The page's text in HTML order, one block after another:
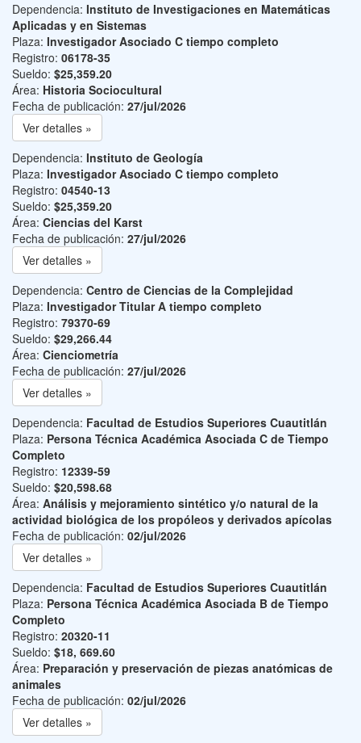
Dependencia: Instituto de Investigaciones en Matemáticas
Aplicadas y en Sistemas
Plaza: Investigador Asociado C tiempo completo
Registro: 06178-35
Sueldo: $25,359.20
Área: Historia Sociocultural
Fecha de publicación: 27/jul/2026
Ver detalles »
Dependencia: Instituto de Geología
Plaza: Investigador Asociado C tiempo completo
Registro: 04540-13
Sueldo: $25,359.20
Área: Ciencias del Karst
Fecha de publicación: 27/jul/2026
Ver detalles »
Dependencia: Centro de Ciencias de la Complejidad
Plaza: Investigador Titular A tiempo completo
Registro: 79370-69
Sueldo: $29,266.44
Área: Cienciometría
Fecha de publicación: 27/jul/2026
Ver detalles »
Dependencia: Facultad de Estudios Superiores Cuautitlán
Plaza: Persona Técnica Académica Asociada C de Tiempo
Completo
Registro: 12339-59
Sueldo: $20,598.68
Área: Análisis y mejoramiento sintético y/o natural de la
actividad biológica de los propóleos y derivados apícolas
Fecha de publicación: 02/jul/2026
Ver detalles »
Dependencia: Facultad de Estudios Superiores Cuautitlán
Plaza: Persona Técnica Académica Asociada B de Tiempo
Completo
Registro: 20320-11
Sueldo: $18, 669.60
Área: Preparación y preservación de piezas anatómicas de
animales
Fecha de publicación: 02/jul/2026
Ver detalles »